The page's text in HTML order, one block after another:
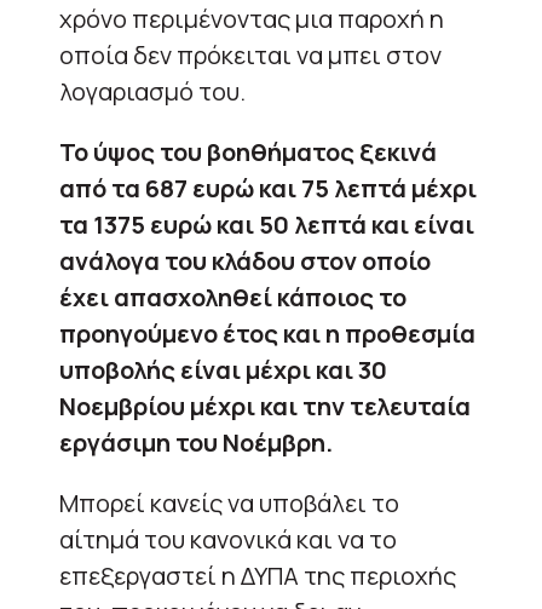
χρόνο περιμένοντας μια παροχή η
οποία δεν πρόκειται να μπει στον
λογαριασμό του.
Το ύψος του βοηθήματος ξεκινά
από τα 687 ευρώ και 75 λεπτά μέχρι
τα 1375 ευρώ και 50 λεπτά και είναι
ανάλογα του κλάδου στον οποίο
έχει απασχοληθεί κάποιος το
προηγούμενο έτος και η προθεσμία
υποβολής είναι μέχρι και 30
Νοεμβρίου μέχρι και την τελευταία
εργάσιμη του Νοέμβρη.
Μπορεί κανείς να υποβάλει το
αίτημά του κανονικά και να το
επεξεργαστεί η ΔΥΠΑ της περιοχής